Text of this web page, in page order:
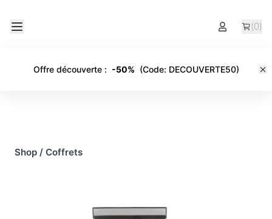
(0)
Offre découverte: -50% (Code: DECOUVERTE50)
Shop / Coffrets